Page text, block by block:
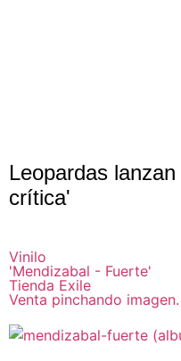
Leopardas
crítica'
Vinilo
'Mendizabal - Fuerte'
Tienda Exile
Venta pinchando imagen.